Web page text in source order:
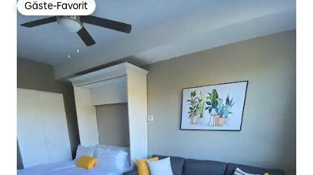
Gäste-Favorit
Gäste-Favorit